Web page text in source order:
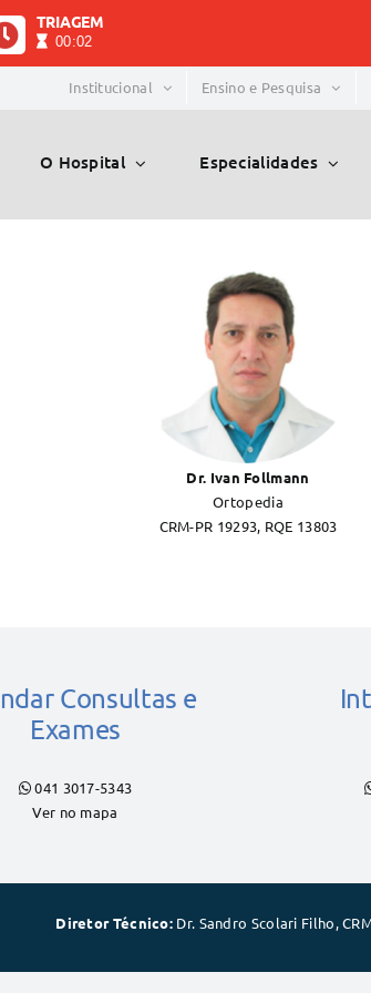
TRIAGEM
00:02
Institucional Ensino e Pesquisa
O Hospital Especialidades
Dr. Ivan Follmann
Ortopedia
CRM-PR 19293, RQE 13803
Consultas e
Exames
041 3017-5343
Ver no mapa
Diretor Técnico: Dr. Sandro Scolari Filho,